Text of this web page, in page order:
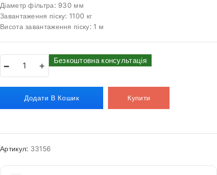
Діаметр фільтра: 930 мм
Завантаження піску: 1100 кг
Висота завантаження піску: 1 м
Додати В Кошик Купити
Безкоштовна консультація
Артикул: 33156